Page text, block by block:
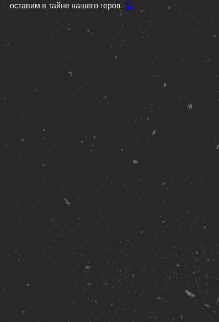
оставим в тайне нашего героя.🤫